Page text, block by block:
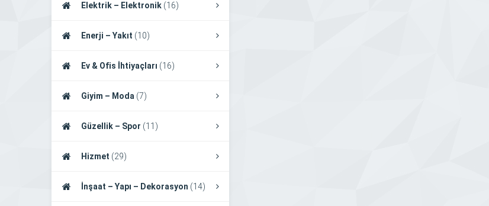
Elektrik – Elektronik (16)
Enerji – Yakıt (10)
Ev & Ofis İhtiyaçları (16)
Giyim – Moda (7)
Güzellik – Spor (11)
Hizmet (29)
İnşaat – Yapı – Dekorasyon (14)